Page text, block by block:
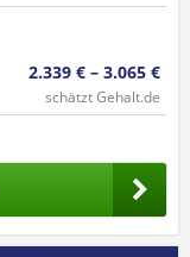
2.339 € – 3.065 €
schätzt Gehalt.de